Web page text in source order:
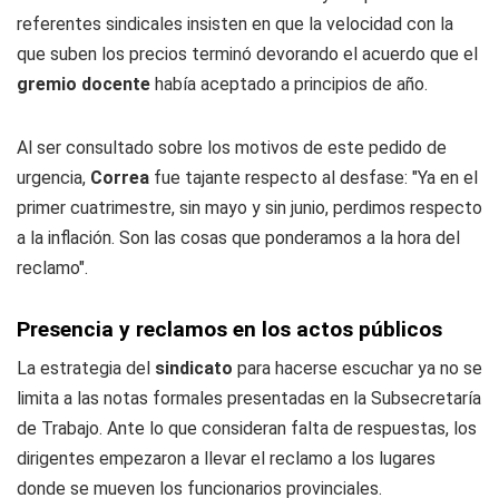
referentes sindicales insisten en que la velocidad con la
que suben los precios terminó devorando el acuerdo que el
gremio docente había aceptado a principios de año.
Al ser consultado sobre los motivos de este pedido de
urgencia, Correa fue tajante respecto al desfase: "Ya en el
primer cuatrimestre, sin mayo y sin junio, perdimos respecto
a la inflación. Son las cosas que ponderamos a la hora del
reclamo".
Presencia y reclamos en los actos públicos
La estrategia del sindicato para hacerse escuchar ya no se
limita a las notas formales presentadas en la Subsecretaría
de Trabajo. Ante lo que consideran falta de respuestas, los
dirigentes empezaron a llevar el reclamo a los lugares
donde se mueven los funcionarios provinciales.